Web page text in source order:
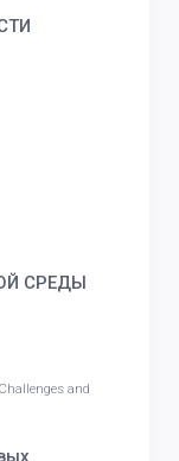
СРЕДЫ
and